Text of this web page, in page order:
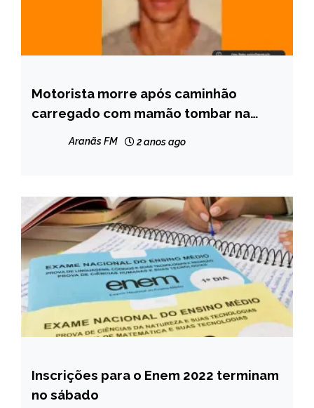
MINAS
GERAIS
NOTÍCIAS
Motorista morre após caminhão
carregado com mamão tombar na
Aranãs FM 2 anos ago
BRASIL
NOTÍCIAS
Inscrições para o Enem 2022 terminam
no sábado